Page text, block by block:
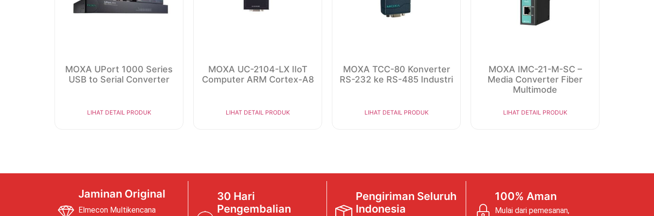
MOXA UPort 1000 Series
USB to Serial Converter
LIHAT DETAIL PRODUK
MOXA UC-2104-LX IIoT
Computer ARM Cortex-A8
LIHAT DETAIL PRODUK
MOXA TCC-80 Konverter
RS-232 ke RS-485 Industri
LIHAT DETAIL PRODUK
MOXA IMC-21-M-SC –
Media Converter Fiber
Multimode
LIHAT DETAIL PRODUK
Jaminan Original
Elmecon Multikencana
30 Hari
Pengembalian
Pengiriman Seluruh
Indonesia
100% Aman
Mulai dari pemesanan,